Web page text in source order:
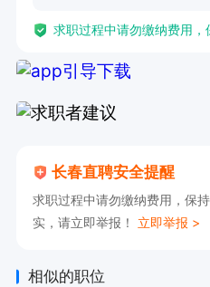
工作时间：下午三点至十
不定期团建。
求职过程中请勿缴纳费用，
长春直聘安全提醒
求职过程中请勿缴纳费用，保
实，请立即举报！ 立即举报 >
相似的职位